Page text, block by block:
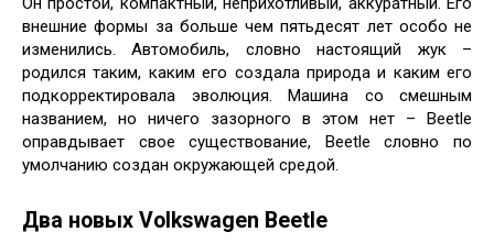
внешние формы за больше чем пятьдесят лет особо не
изменились. Автомобиль, словно настоящий жук –
родился таким, каким его создала природа и каким его
подкорректировала эволюция. Машина со смешным
названием, но ничего зазорного в этом нет – Beetle
оправдывает свое существование, Beetle словно по
умолчанию создан окружающей средой.
Два новых Volkswagen Beetle